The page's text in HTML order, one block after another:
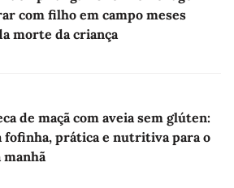
com filho em campo meses
morte da criança
de maçã com aveia sem glúten:
fofinha, prática e nutritiva para o
manhã